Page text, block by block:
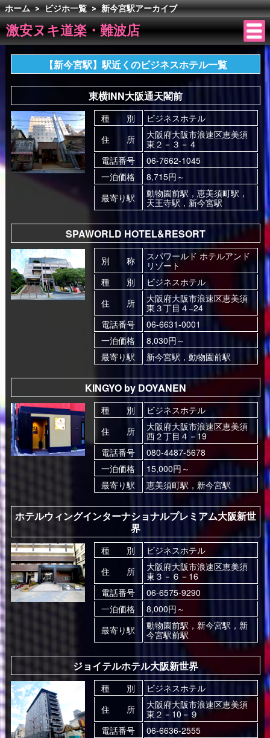
ホーム > ビジホ一覧 > 新今宮駅アーカイブ
激安ヌキ道楽・難波店
【新今宮駅】駅近くのビジネスホテル一覧
東横INN大阪通天閣前
種 別
ビジネスホテル
住 所
大阪府大阪市浪速区恵美須
東２－３－４
電話番号
06-7662-1045
一泊価格
8,715円～
最寄り駅
動物園前駅，恵美須町駅，
天王寺駅，新今宮駅
SPAWORLD HOTEL&RESORT
別 称
スパワールド ホテルアンド
リゾート
種 別
ビジネスホテル
住 所
大阪府大阪市浪速区恵美須
東３丁目４−24
電話番号
06-6631-0001
一泊価格
8,030円～
最寄り駅
新今宮駅，動物園前駅
KINGYO by DOYANEN
種 別
ビジネスホテル
住 所
大阪府大阪市浪速区恵美須
西２丁目４－19
電話番号
080-4487-5678
一泊価格
15,000円～
最寄り駅
恵美須町駅，新今宮駅
ホテルウィングインターナショナルプレミアム大阪新世
界
種 別
ビジネスホテル
住 所
大阪府大阪市浪速区恵美須
東３－６－16
電話番号
06-6575-9290
一泊価格
8,000円～
最寄り駅
動物園前駅，新今宮駅，新
今宮駅前駅
ジョイテルホテル大阪新世界
種 別
ビジネスホテル
住 所
大阪府大阪市浪速区恵美須
東２－10－９
電話番号
06-6636-2555